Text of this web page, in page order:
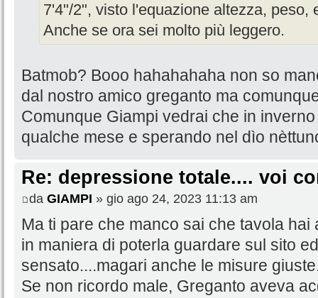
7'4"/2", visto l'equazione altezza, peso,
Anche se ora sei molto più leggero.
Batmob? Booo hahahahaha non so
dal nostro amico greganto ma
Comunque Giampi vedrai che in
qualche mese e sperando nel dìo
Re: depressione totale.... voi
da GIAMPI » gio ago 24, 2023 11:13 am
Ma ti pare che manco sai che tavola hai
in maniera di poterla guardare sul sito
sensato....magari anche le misure
Se non ricordo male, Greganto aveva